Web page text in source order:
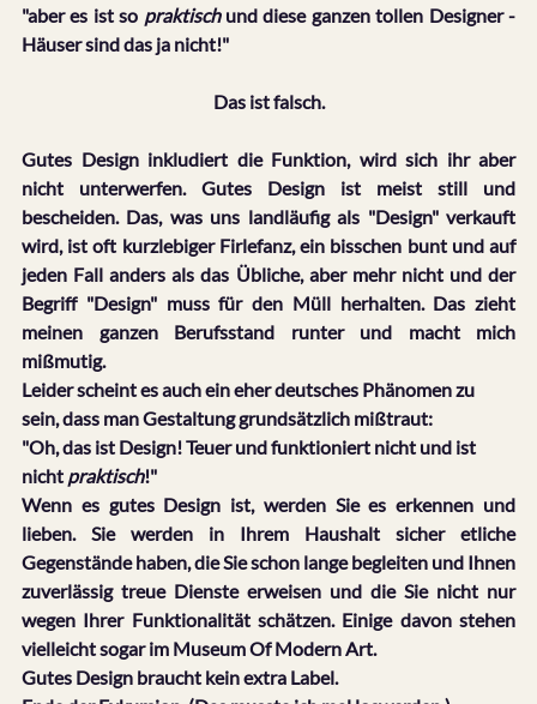
"aber es ist so praktisch und diese ganzen tollen Designer -
Häuser sind das ja nicht!"
Das ist falsch.
Gutes Design inkludiert die Funktion, wird sich ihr aber
nicht unterwerfen. Gutes Design ist meist still und
bescheiden. Das, was uns landläufig als "Design" verkauft
wird, ist oft kurzlebiger Firlefanz, ein bisschen bunt und auf
jeden Fall anders als das Übliche, aber mehr nicht und der
Begriff "Design" muss für den Müll herhalten. Das zieht
meinen ganzen Berufsstand runter und macht mich
mißmutig.
Leider scheint es auch ein eher deutsches Phänomen zu
sein, dass man Gestaltung grundsätzlich mißtraut:
"Oh, das ist Design! Teuer und funktioniert nicht und ist
nicht praktisch!"
Wenn es gutes Design ist, werden Sie es erkennen und
lieben. Sie werden in Ihrem Haushalt sicher etliche
Gegenstände haben, die Sie schon lange begleiten und Ihnen
zuverlässig treue Dienste erweisen und die Sie nicht nur
wegen Ihrer Funktionalität schätzen. Einige davon stehen
vielleicht sogar im Museum Of Modern Art.
Gutes Design braucht kein extra Label.